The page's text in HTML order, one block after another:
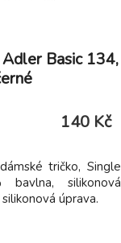
Basic 134,
140 Kč
tričko, Single
silikonová
úprava.